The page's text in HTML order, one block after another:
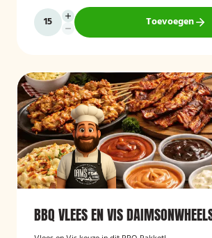
Toevoegen
BBQ VLEES EN VIS